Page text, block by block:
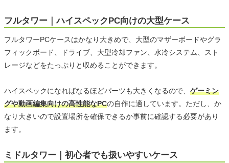
フルタワー｜ハイスペックPC向けの大型ケース
フルタワーPCケースはかなり大きめで、大型のマザーボードやグラ
フィックボード、ドライブ、大型冷却ファン、水冷システム、スト
レージなどをたっぷりと収めることができます。
ハイスペックになればなるほどパーツも大きくなるので、 ゲーミン
グや動画編集向けの高性能なPCの自作に適しています。ただし、か
なり大きいので設置場所を確保できるか事前に確認する必要があり
ます。
ミドルタワー｜初心者でも扱いやすいケース